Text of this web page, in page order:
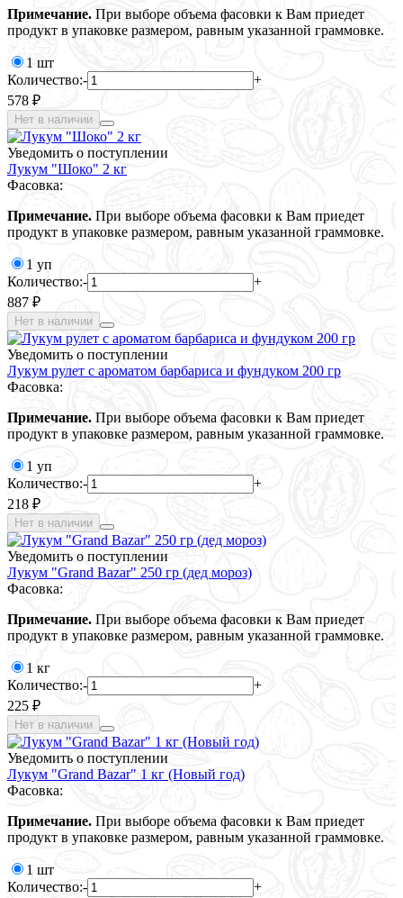
Примечание. При выборе объема фасовки к Вам приедет
продукт в упаковке размером, равным указанной граммовке.
1 шт
Количество:-
+
578 ₽
Нет в наличии
Уведомить о поступлении
Лукум "Шоко" 2 кг
Фасовка:
Примечание. При выборе объема фасовки к Вам приедет
продукт в упаковке размером, равным указанной граммовке.
1 уп
Количество:-
+
887 ₽
Нет в наличии
Уведомить о поступлении
Лукум рулет с ароматом барбариса и фундуком 200 гр
Фасовка:
Примечание. При выборе объема фасовки к Вам приедет
продукт в упаковке размером, равным указанной граммовке.
1 уп
Количество:-
+
218 ₽
Нет в наличии
Уведомить о поступлении
Лукум "Grand Bazar" 250 гр (дед мороз)
Фасовка:
Примечание. При выборе объема фасовки к Вам приедет
продукт в упаковке размером, равным указанной граммовке.
1 кг
Количество:-
+
225 ₽
Нет в наличии
Уведомить о поступлении
Лукум "Grand Bazar" 1 кг (Новый год)
Фасовка:
Примечание. При выборе объема фасовки к Вам приедет
продукт в упаковке размером, равным указанной граммовке.
1 шт
Количество:-
+